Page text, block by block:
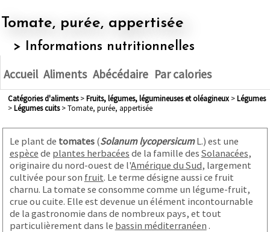
Tomate, purée, appertisée
> Informations nutritionnelles
Accueil Aliments Abécédaire Par calories
Catégories d'aliments> fruits, légumes, légumineuses et oléagineux> légumes
> légumes cuits> Tomate, purée, appertisée
Le plant de tomates(Solanum lycopersicumL.) est une
espèce de plantes herbacées de la famille des Solanacées,
originaire du nord-ouest de l'Amérique du Sud, largement
cultivée pour son fruit. Le terme désigne aussi ce fruit
charnu. La tomate se consomme comme un légume-fruit,
crue ou cuite. Elle est devenue un élément incontournable
de la gastronomie dans de nombreux pays, et tout
particulièrement dans le bassin méditerranéen .